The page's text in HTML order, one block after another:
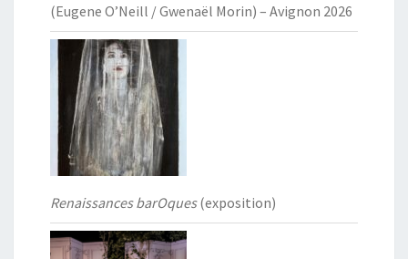
(Eugene O’Neill / Gwenaël Morin) – Avignon 2026
Renaissances barOques(exposition)